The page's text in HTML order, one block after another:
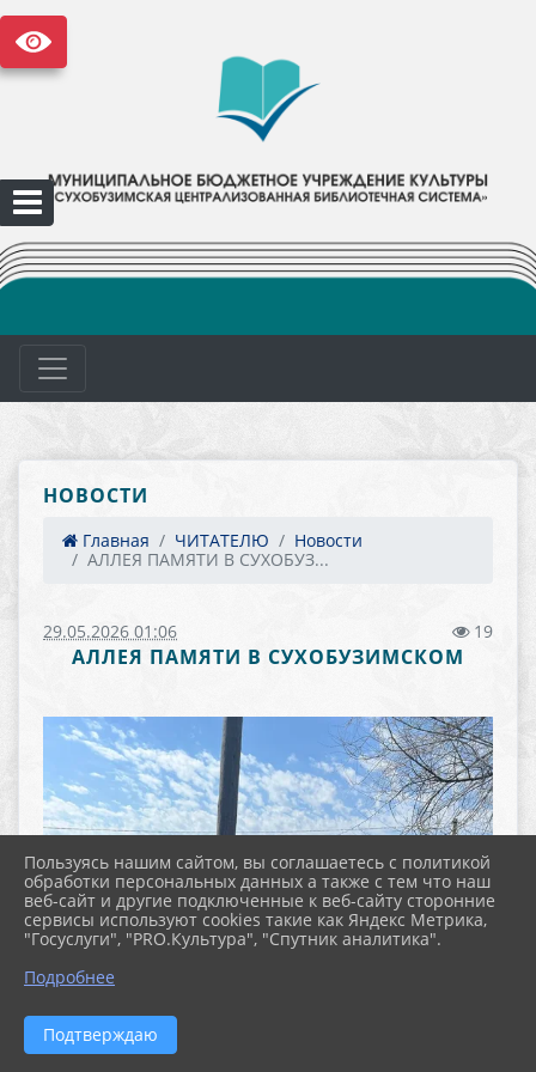
НОВОСТИ
Главная ЧИТАТЕЛЮ
Новости
АЛЛЕЯ ПАМЯТИ В СУХОБУЗ...
29.05.2026 01:06 19
АЛЛЕЯ ПАМЯТИ В СУХОБУЗИМСКОМ
Пользуясь нашим сайтом, вы соглашаетесь с политикой
обработки персональных данных а также с тем что наш
веб-сайт и другие подключенные к веб-сайту сторонние
сервисы используют cookies такие как Яндекс Метрика,
"Госуслуги", "PRO.Культура", "Спутник аналитика".
Подробнее
Подтверждаю